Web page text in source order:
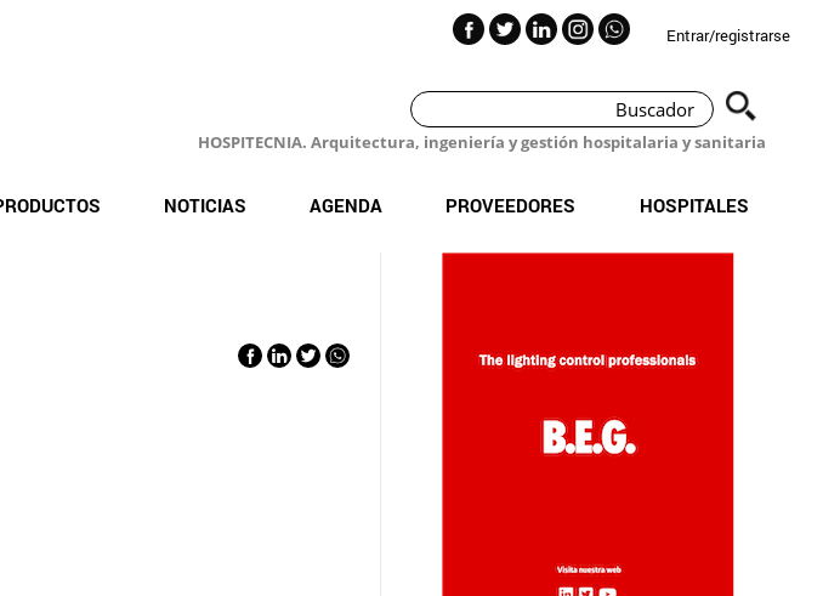
Entrar/registrarse
HOSPITECNIA. Arquitectura, ingeniería y gestión hospitalaria y sanitaria
NOTICIAS AGENDA PROVEEDORES HOSPITALES